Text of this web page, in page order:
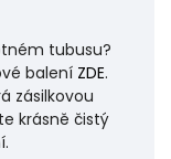
tubusu?
balení ZDE.
zásilkovou
krásně čistý